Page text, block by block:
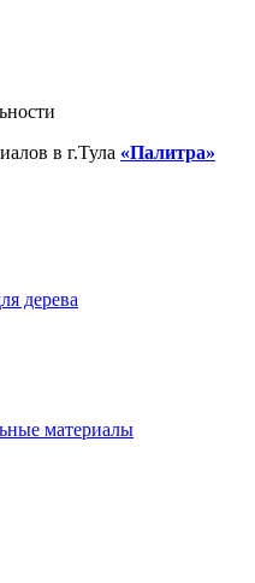
в г.Тула «Палитра»
дерева
материалы